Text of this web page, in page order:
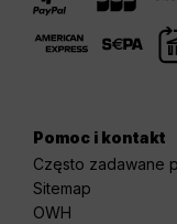
Pomoc i kontakt
Często zadawane
Sitemap
OWH